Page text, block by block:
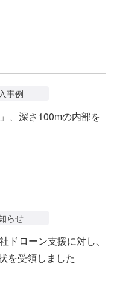
事例
、深さ100mの内部を
らせ
ドローン支援に対し、
を受領しました